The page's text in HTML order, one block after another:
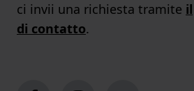
ci invii una richiesta tramite il
di contatto.